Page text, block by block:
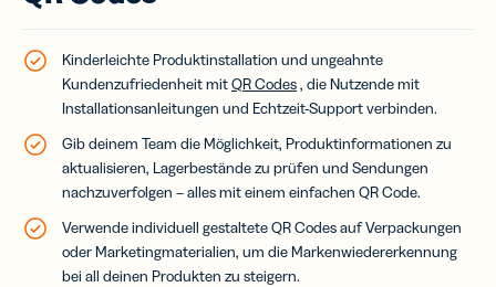
Kinderleichte Produktinstallation und ungeahnte
Kundenzufriedenheit mitQR Codes, die Nutzende mit
Installationsanleitungen und Echtzeit-Support verbinden.
Gib deinem Team die Möglichkeit, Produktinformationen zu
aktualisieren, Lagerbestände zu prüfen und Sendungen
nachzuverfolgen – alles mit einem einfachen QR Code.
Verwende individuell gestaltete QR Codes auf Verpackungen
oder Marketingmaterialien, um die Markenwiedererkennung
bei all deinen Produkten zu steigern.